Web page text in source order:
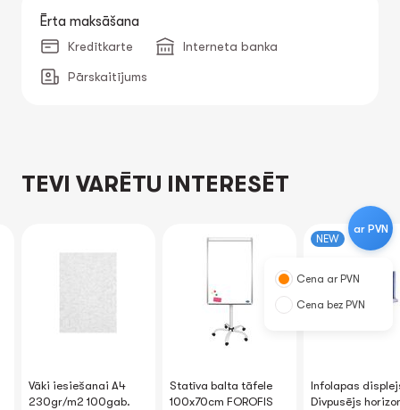
Ērta maksāšana
Kredītkarte Interneta banka
Pārskaitījums
TEVI VARĒTU INTERESĒT
Vāki iesiešanai A4
230gr/m2 100gab.
Statīva balta tāfele
100x70cm FOROFIS
NEW
Infolapas
Divpusējs
ar PVN
Cena ar PVN
Cena bez PVN